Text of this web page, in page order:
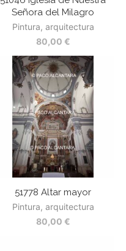
Señora del Milagro
Pintura, arquitectura
80,00 €
51778 Altar mayor
Pintura, arquitectura
80,00 €